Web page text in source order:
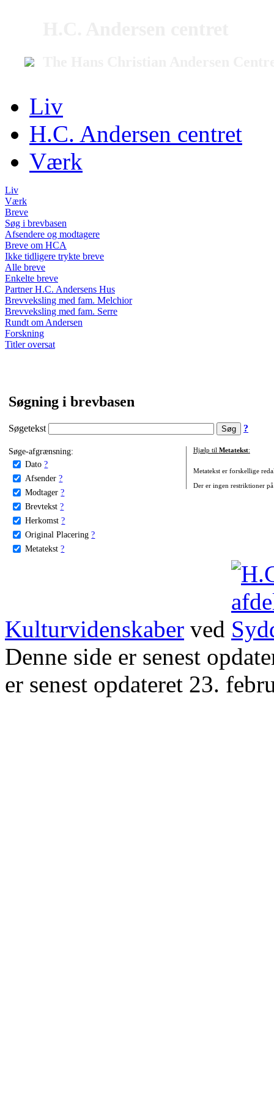
Liv
H.C. Andersen centret
Værk
Liv
Værk
Breve
Søg i brevbasen
Afsendere og modtagere
Breve om HCA
Ikke tidligere trykte breve
Alle breve
Enkelte breve
Partner H.C. Andersens Hus
Brevveksling med fam. Melchior
Brevveksling med fam. Serre
Rundt om Andersen
Forskning
Titler oversat
Søgning i brevbasen
Søgetekst ?
Søge-afgrænsning:
Dato ?
Afsender ?
Modtager ?
Brevtekst ?
Herkomst ?
Original Placering ?
Metatekst ?
Hjælp til Metatekst:
Metatekst er forskellige
Der er ingen restriktioner
Kulturvidenskaber ved
Denne side er senest
er senest opdateret 23.